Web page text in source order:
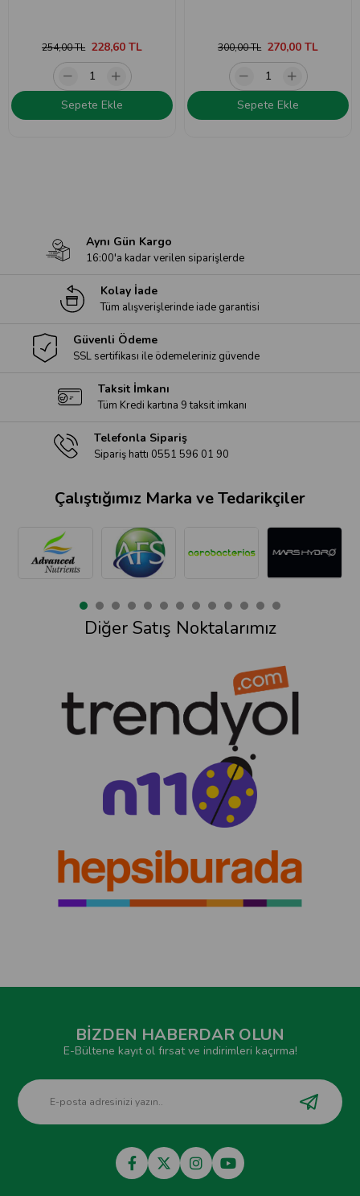
228,60 TL
254,00 TL
Sepete Ekle
270,00 TL
300,00 TL
Sepete Ekle
Aynı Gün Kargo
16:00'a kadar verilen siparişlerde
Kolay İade
Tüm alışverişlerinde iade garantisi
Güvenli Ödeme
SSL sertifikası ile ödemeleriniz güvende
Taksit İmkanı
Tüm Kredi kartına 9 taksit imkanı
Telefonla Sipariş
Sipariş hattı 0551 596 01 90
Çalıştığımız Marka ve Tedarikçiler
Diğer Satış Noktalarımız
BİZDEN HABERDAR OLUN
E-Bültene kayıt ol fırsat ve indirimleri kaçırma!